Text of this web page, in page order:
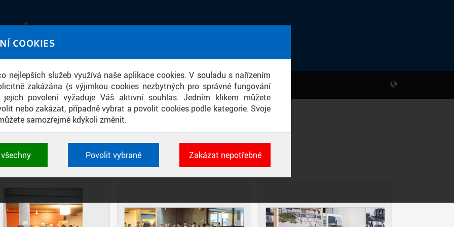
COOKIES
nejlepších služeb využívá naše aplikace cookies. V souladu s nařízením
zakázána (s výjimkou cookies nezbytných pro správné fungování
povolení vyžaduje Váš aktivní souhlas. Jedním klikem můžete
nebo zakázat, případně vybrat a povolit cookies podle kategorie. Svoje
samozřejmě kdykoli změnit.
a identifikátorů relace. Jsou nezbytné pro správné
vždy aktivní.
Povolit vybrané Zakázat nepotřebné
obrazem a zvukem
ZÁKLADNÍCH ŠKOL PRAHY 6 NA FA
DIAPOZITIVY DLAŽDICE